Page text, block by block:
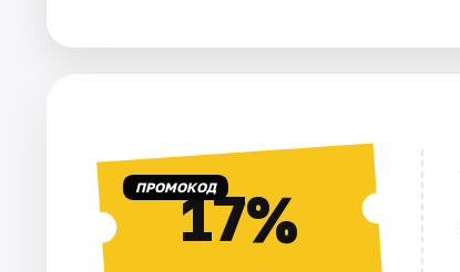
ПРОМОКОД17%